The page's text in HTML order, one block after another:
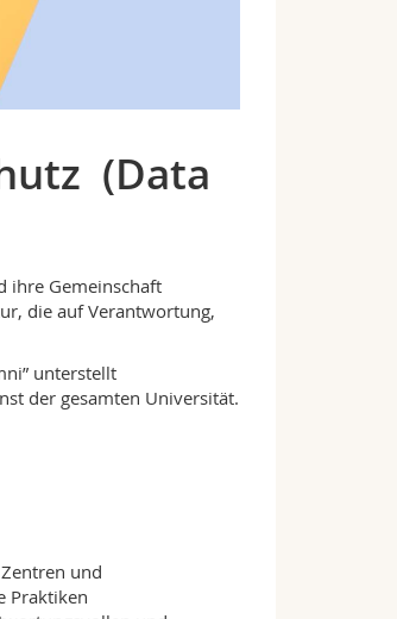
(Data
ihre Gemeinschaft
die auf Verantwortung,
unterstellt
der gesamten Universität.
und
Praktiken